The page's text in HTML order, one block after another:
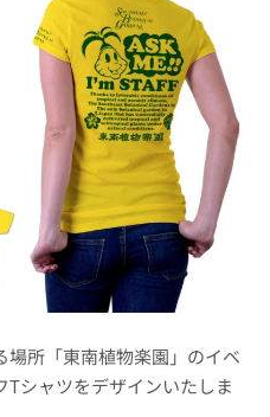
所「東南植物楽園」のイベ
Tシャツをデザインいたしま